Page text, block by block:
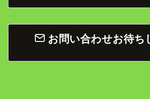
お問い合わせお待ち